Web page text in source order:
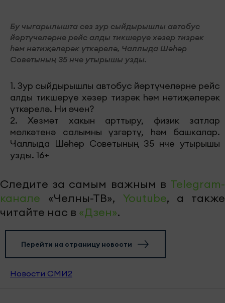
Бу чыгарылышта сез зур сыйдырышлы автобус
йөртүчеләрне рейс алды тикшерүе хәзер тизрәк
һәм нәтиҗәлерәк үткәрелә, Чаллыда Шәһәр
Советының 35 нче утырышы узды.
1. Зур сыйдырышлы автобус йөртүчеләрне рейс
алды тикшерүе хәзер тизрәк һәм нәтиҗәлерәк
үткәрелә. Ни өчен?
2. Хезмәт хакын арттыру, физик затлар
мөлкәтенә салымны үзгәртү, һәм башкалар.
Чаллыда Шәһәр Советының 35 нче утырышы
узды. 16+
Следите за самым важным в Telegram-
канале «Челны-ТВ», Youtube, а также
читайте нас в «Дзен».
Перейти на страницу новости
Новости СМИ2